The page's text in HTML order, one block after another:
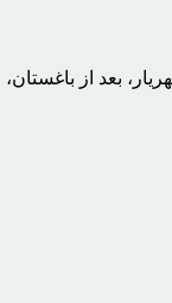
بعد از باغستان،